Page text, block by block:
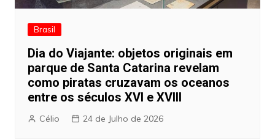
Brasil
Dia do Viajante: objetos originais em
parque de Santa Catarina revelam
como piratas cruzavam os oceanos
entre os séculos XVI e XVIII
Célio 24 de Julho de 2026